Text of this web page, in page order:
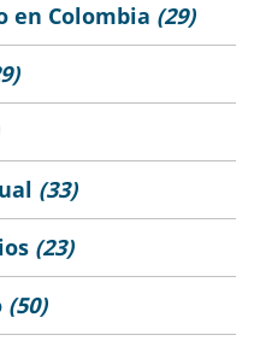
en Colombia (29)
(33)
(23)
(50)